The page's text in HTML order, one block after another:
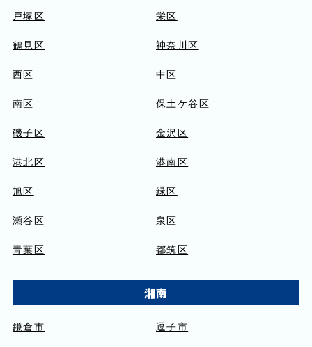
戸塚区 栄区
鶴見区 神奈川区
西区 中区
南区 保土ケ谷区
磯子区 金沢区
港北区 港南区
旭区 緑区
瀬谷区 泉区
青葉区 都筑区
湘南
鎌倉市 逗子市